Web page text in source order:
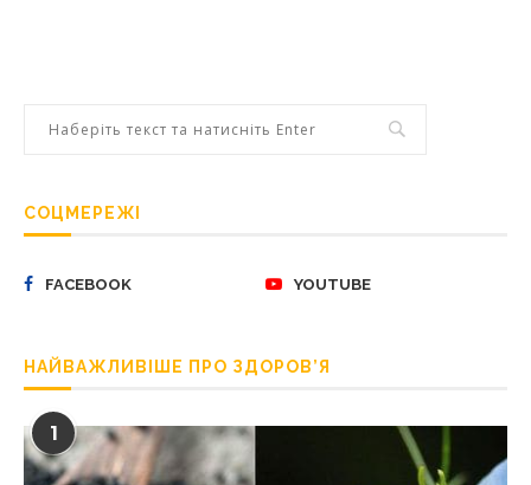
СОЦМЕРЕЖІ
FACEBOOK YOUTUBE
НАЙВАЖЛИВІШЕ ПРО ЗДОРОВ’Я
1